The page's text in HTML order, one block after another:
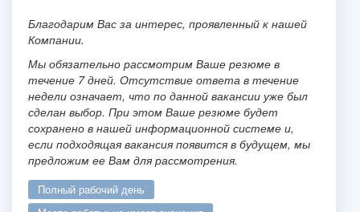
Благодарим Вас за интерес, проявленный к нашей
Компании.
Мы обязательно рассмотрим Ваше резюме в
течение 7 дней. Отсутствие ответа в течение
недели означает, что по данной вакансии уже был
сделан выбор. При этом Ваше резюме будет
сохранено в нашей информационной системе и,
если подходящая вакансия появится в будущем, мы
предложим ее Вам для рассмотрения.
полный рабочий день